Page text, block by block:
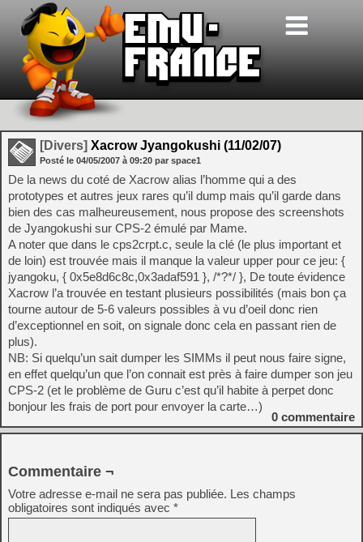
[Divers] Xacrow Jyangokushi (11/02/07)
Posté le 04/05/2007 à 09:20 par space1
De la news du coté de Xacrow alias l’homme qui a des
prototypes et autres jeux rares qu’il dump mais qu’il garde dans
bien des cas malheureusement, nous propose des screenshots
de Jyangokushi sur CPS-2 émulé par Mame.
A noter que dans le cps2crpt.c, seule la clé (le plus important et
de loin) est trouvée mais il manque la valeur upper pour ce jeu: {
jyangoku, { 0x5e8d6c8c,0x3adaf591 }, /*?*/ }, De toute évidence
Xacrow l’a trouvée en testant plusieurs possibilités (mais bon ça
tourne autour de 5-6 valeurs possibles à vu d’oeil donc rien
d’exceptionnel en soit, on signale donc cela en passant rien de
plus).
NB: Si quelqu’un sait dumper les SIMMs il peut nous faire signe,
en effet quelqu’un que l’on connait est près à faire dumper son jeu
CPS-2 (et le problème de Guru c’est qu’il habite à perpet donc
bonjour les frais de port pour envoyer la carte…)
0 commentaire
Commentaire ¬
Votre adresse e-mail ne sera pas publiée. Les champs
obligatoires sont indiqués avec *